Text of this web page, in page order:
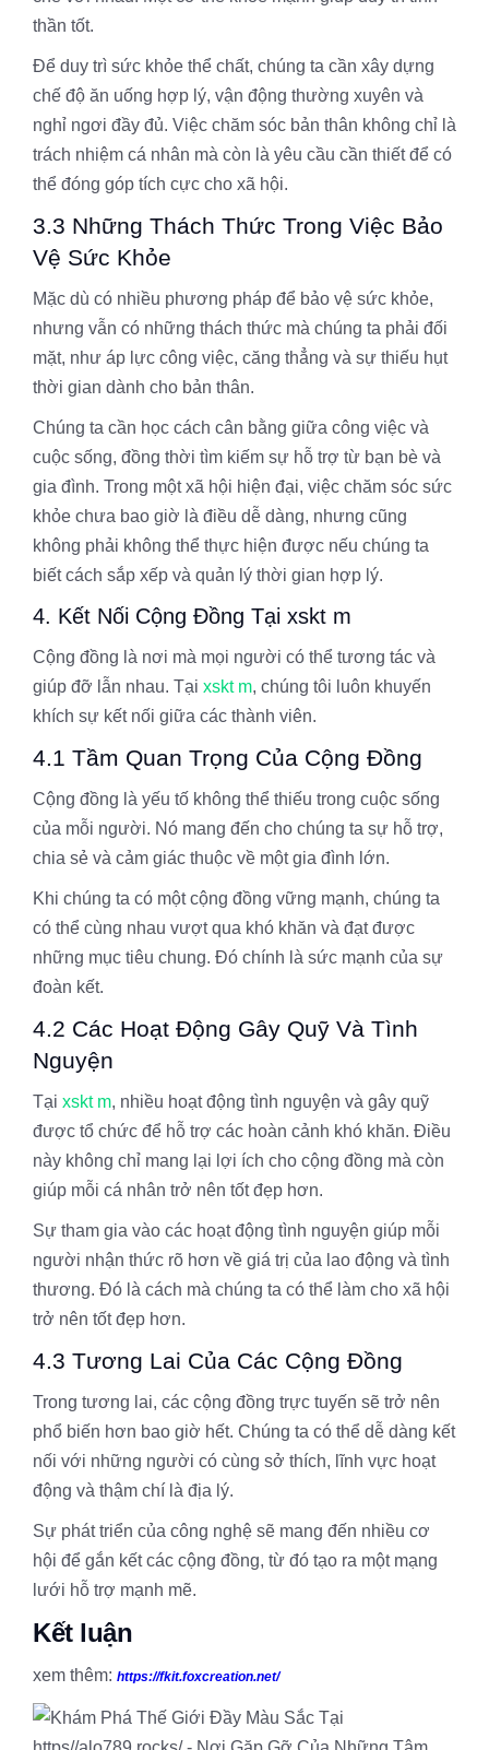
thần tốt.
Để duy trì sức khỏe thể chất, chúng ta cần xây dựng
chế độ ăn uống hợp lý, vận động thường xuyên và
nghỉ ngơi đầy đủ. Việc chăm sóc bản thân không chỉ là
trách nhiệm cá nhân mà còn là yêu cầu cần thiết để có
thể đóng góp tích cực cho xã hội.
3.3 Những Thách Thức Trong Việc Bảo
Vệ Sức Khỏe
Mặc dù có nhiều phương pháp để bảo vệ sức khỏe,
nhưng vẫn có những thách thức mà chúng ta phải đối
mặt, như áp lực công việc, căng thẳng và sự thiếu hụt
thời gian dành cho bản thân.
Chúng ta cần học cách cân bằng giữa công việc và
cuộc sống, đồng thời tìm kiếm sự hỗ trợ từ bạn bè và
gia đình. Trong một xã hội hiện đại, việc chăm sóc sức
khỏe chưa bao giờ là điều dễ dàng, nhưng cũng
không phải không thể thực hiện được nếu chúng ta
biết cách sắp xếp và quản lý thời gian hợp lý.
4. Kết Nối Cộng Đồng Tại xskt m
Cộng đồng là nơi mà mọi người có thể tương tác và
giúp đỡ lẫn nhau. Tại xskt m, chúng tôi luôn khuyến
khích sự kết nối giữa các thành viên.
4.1 Tầm Quan Trọng Của Cộng Đồng
Cộng đồng là yếu tố không thể thiếu trong cuộc sống
của mỗi người. Nó mang đến cho chúng ta sự hỗ trợ,
chia sẻ và cảm giác thuộc về một gia đình lớn.
Khi chúng ta có một cộng đồng vững mạnh, chúng ta
có thể cùng nhau vượt qua khó khăn và đạt được
những mục tiêu chung. Đó chính là sức mạnh của sự
đoàn kết.
4.2 Các Hoạt Động Gây Quỹ Và Tình
Nguyện
Tại xskt m, nhiều hoạt động tình nguyện và gây quỹ
được tổ chức để hỗ trợ các hoàn cảnh khó khăn. Điều
này không chỉ mang lại lợi ích cho cộng đồng mà còn
giúp mỗi cá nhân trở nên tốt đẹp hơn.
Sự tham gia vào các hoạt động tình nguyện giúp mỗi
người nhận thức rõ hơn về giá trị của lao động và tình
thương. Đó là cách mà chúng ta có thể làm cho xã hội
trở nên tốt đẹp hơn.
4.3 Tương Lai Của Các Cộng Đồng
Trong tương lai, các cộng đồng trực tuyến sẽ trở nên
phổ biến hơn bao giờ hết. Chúng ta có thể dễ dàng kết
nối với những người có cùng sở thích, lĩnh vực hoạt
động và thậm chí là địa lý.
Sự phát triển của công nghệ sẽ mang đến nhiều cơ
hội để gắn kết các cộng đồng, từ đó tạo ra một mạng
lưới hỗ trợ mạnh mẽ.
Kết luận
xem thêm: https://fkit.foxcreation.net/